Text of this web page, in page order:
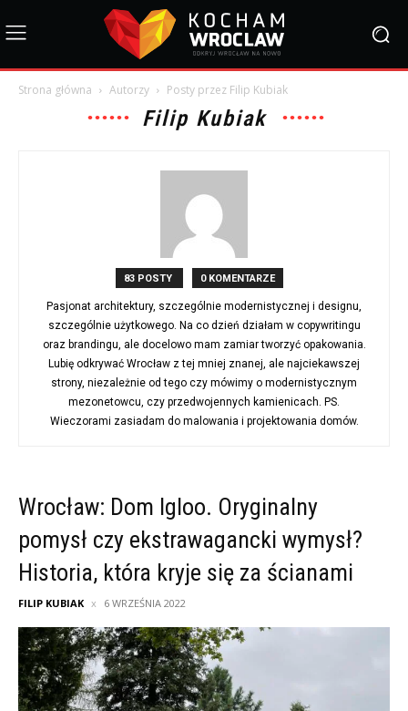
Strona główna Autorzy Posty przez Filip Kubiak
Filip Kubiak
83 POSTY 0 KOMENTARZE
Pasjonat architektury, szczególnie modernistycznej i designu,
szczególnie użytkowego. Na co dzień działam w copywritingu
oraz brandingu, ale docelowo mam zamiar tworzyć opakowania.
Lubię odkrywać Wrocław z tej mniej znanej, ale najciekawszej
strony, niezależnie od tego czy mówimy o modernistycznym
mezonetowcu, czy przedwojennych kamienicach. PS.
Wieczorami zasiadam do malowania i projektowania domów.
Wrocław: Dom Igloo. Oryginalny
pomysł czy ekstrawagancki wymysł?
Historia, która kryje się za ścianami
FILIP KUBIAK 6 WRZEŚNIA 2022